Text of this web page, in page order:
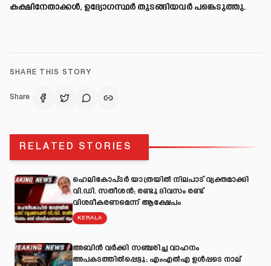
കക്ഷിനേതാക്കള്‍, ഉദ്യോഗസ്ഥര്‍ തുടങ്ങിയവര്‍ പങ്കെടുത്തു.
SHARE THIS STORY
Share
RELATED STORIES
ഹെലികോപ്ടർ യാത്രയിൽ നിലപാട് വ്യക്തമാക്കി
വി.ഡി. സതീശൻ; രണ്ടു ദിവസം രണ്ട്
വിശദീകരണമെന്ന് ആക്ഷേപം
KERALA
അബിന്‍ വര്‍ക്കി സഞ്ചരിച്ച വാഹനം
അപകടത്തില്‍പ്പെട്ടു; എംഎല്‍എ ഉള്‍പ്പടെ നാല്